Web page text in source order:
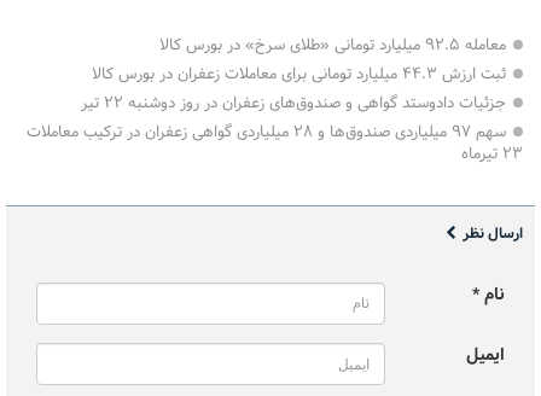
معامله ۹۲.۵ میلیارد تومانی «طلای سرخ» در بورس کالا
ثبت ارزش ۴۴.۳ میلیارد تومانی برای معاملات زعفران در بورس کالا
جزئیات دادوستد گواهی و صندوق‌های زعفران در روز دوشنبه ۲۲ تیر
سهم ۹۷ میلیاردی صندوق‌ها و ۲۸ میلیاردی گواهی زعفران در ترکیب معاملات
۲۳ تیرماه
ارسال نظر
نام *
ایمیل